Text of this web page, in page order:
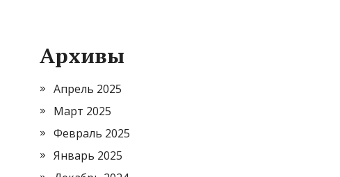
Архивы
Апрель 2025
Март 2025
Февраль 2025
Январь 2025